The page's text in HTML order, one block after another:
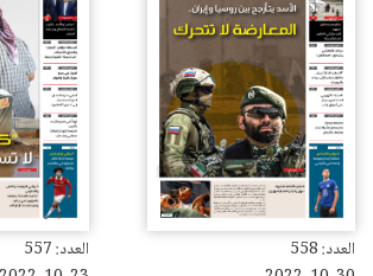
العدد: 558
العدد: 557